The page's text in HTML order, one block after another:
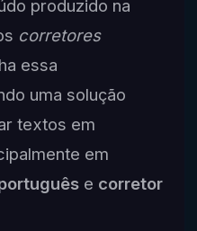
produzido na
corretores
essa
uma solução
textos em
em
e corretor